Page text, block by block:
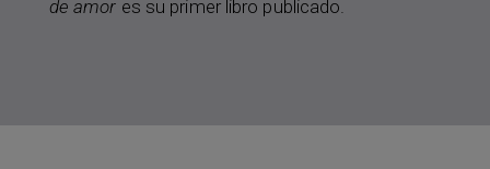
de amor es su primer libro publicado.